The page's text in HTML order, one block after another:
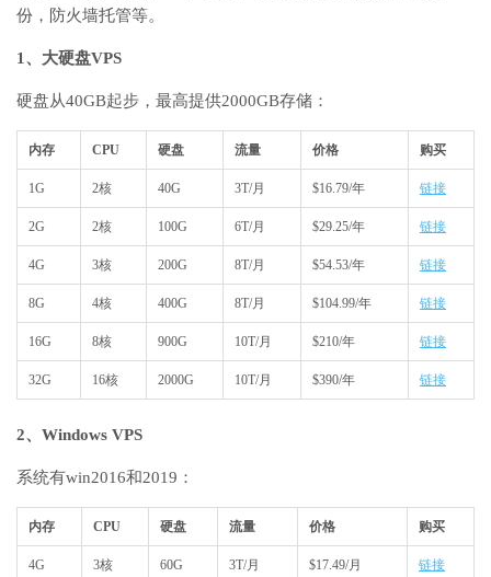
份，防火墙托管等。
1、大硬盘VPS
硬盘从40GB起步，最高提供2000GB存储：
内存 CPU 硬盘 流量 价格 购买
1G 2核 40G 3T/月 $16.79/年 链接
2G 2核 100G 6T/月 $29.25/年 链接
4G 3核 200G 8T/月 $54.53/年 链接
8G 4核 400G 8T/月 $104.99/年 链接
16G 8核 900G 10T/月 $210/年 链接
32G 16核 2000G 10T/月 $390/年 链接
2、Windows VPS
系统有win2016和2019：
内存 CPU 硬盘 流量 价格 购买
4G 3核 60G 3T/月 $17.49/月 链接